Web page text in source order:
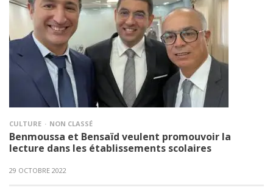
CULTURE NON CLASSÉ
Benmoussa et Bensaïd veulent promouvoir la
lecture dans les établissements scolaires
29 OCTOBRE 2022